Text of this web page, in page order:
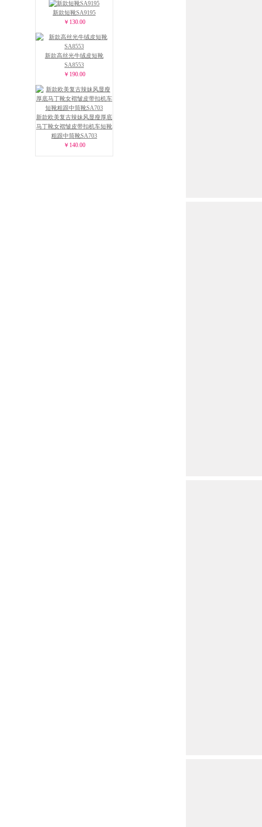
新款短靴SA9195
￥130.00
新款高丝光牛绒皮短靴
SA8553
￥190.00
新款欧美复古辣妹风显瘦厚底
马丁靴女褶皱皮带扣机车短靴
粗跟中筒靴SA703
￥140.00